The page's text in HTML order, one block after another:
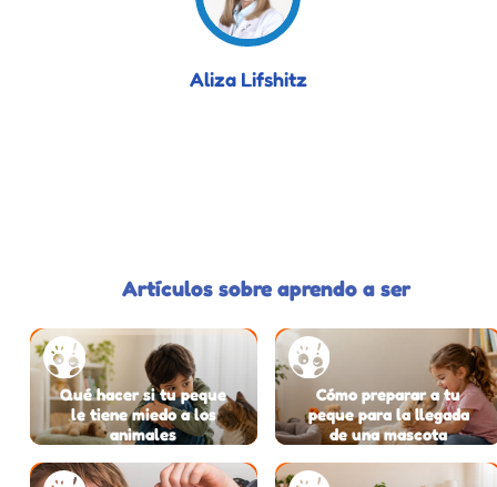
Aliza Lifshitz
Artículos sobre aprendo a ser
Qué hacer si tu peque
le tiene miedo a los
animales
Cómo preparar a tu
peque para la llegada
de una mascota